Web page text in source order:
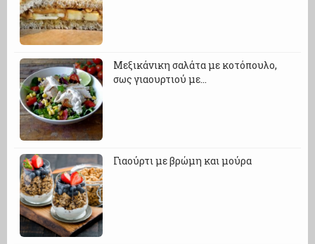
Μεξικάνικη σαλάτα με κοτόπουλο,
σως γιαουρτιού με…
Γιαούρτι με βρώμη και μούρα